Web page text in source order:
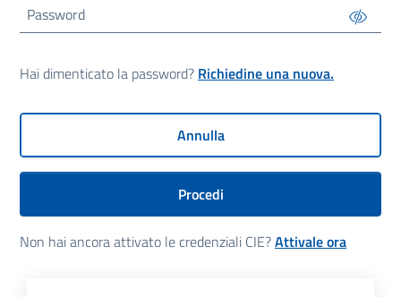
Password
Hai dimenticato la password? Richiedine una nuova.
Annulla
Procedi
Non hai ancora attivato le credenziali CIE?Attivale ora